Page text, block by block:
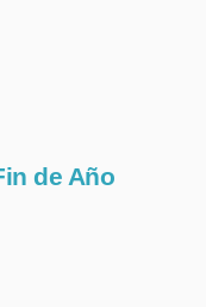
de Año